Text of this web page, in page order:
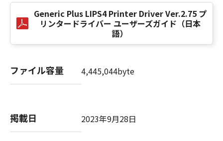
じたいかなる紛争についても、一切責任を負わ
ないものとします。
８．契約期間
記のボタンをクリックした時点、または「本ソ
フトウェア」をインストールした時点で発効
(2) お客様は、「本ソフトウェア」およびその
複製物のすべてを廃棄および消去することによ
Generic Plus LIPS4 Printer Driver Ver.2.75 プ
リンタードライバー ユーザーズガイド（日本
語）
ファイル容量 4,445,044byte
掲載日 2023年9月28日